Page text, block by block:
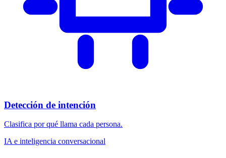
Detección de intención
Clasifica por qué llama cada persona.
IA e inteligencia conversacional